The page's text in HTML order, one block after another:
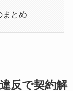
まとめ
反で契約解